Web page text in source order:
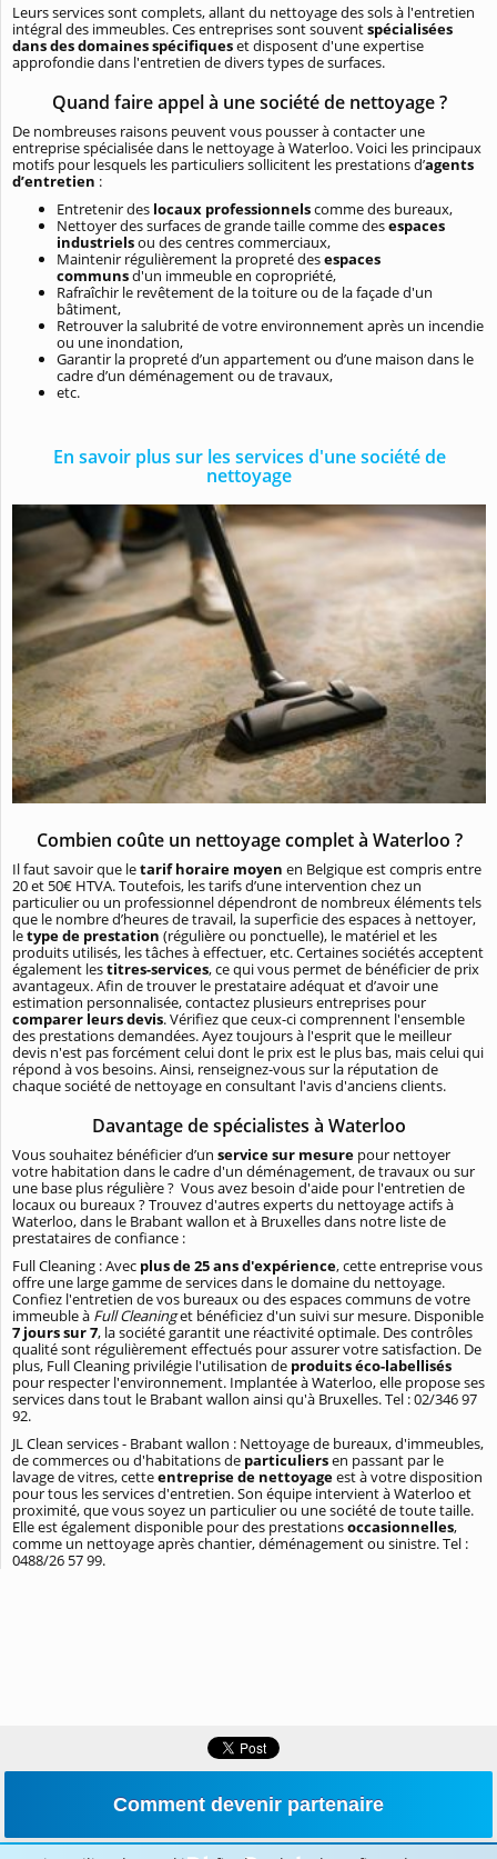
Leurs services sont complets, allant du nettoyage des sols à l'entretien
intégral des immeubles. Ces entreprises sont souventspécialisées
dans des domaines spécifiqueset disposent d'une expertise
approfondie dans l'entretien de divers types de surfaces.
Quand faire appel à une société de nettoyage ?
De nombreuses raisons peuvent vous pousser à contacter une
entreprise spécialisée dans le nettoyage à Waterloo. Voici les principaux
motifs pour lesquels les particuliers sollicitent les prestations d’agents
d’entretien :
Entretenir des locaux professionnelscomme des bureaux,
Nettoyer des surfaces de grande taille comme desespaces
industrielsou des centres commerciaux,
Maintenir régulièrement la propreté desespaces
communsd'un immeuble en copropriété,
Rafraîchir le revêtement de la toiture ou de la façade d'un
bâtiment,
Retrouver la salubrité de votre environnement après un incendie
ou une inondation,
Garantir la propreté d’un appartement ou d’une maison dans le
cadre d’un déménagement ou de travaux,
etc.
En savoir plus sur les services d'une société de
nettoyage
Combien coûte un nettoyage complet à Waterloo ?
Il faut savoir que letarif horaire moyen en Belgique est compris entre
20 et 50€ HTVA. Toutefois, les tarifs d’une intervention chez un
particulier ou un professionnel dépendront de nombreux éléments tels
que le nombre d’heures de travail, la superficie des espaces à nettoyer,
letype de prestation (régulière ou ponctuelle), le matériel et les
produits utilisés, les tâches à effectuer, etc. Certaines sociétés acceptent
également lestitres-services, ce qui vous permet de bénéficier de prix
avantageux. Afin de trouver le prestataire adéquat et d’avoir une
estimation personnalisée, contactez plusieurs entreprises pour
comparer leurs devis. Vérifiez que ceux-ci comprennent l'ensemble
des prestations demandées. Ayez toujours à l'esprit que le meilleur
devis n'est pas forcément celui dont le prix est le plus bas, mais celui qui
répond à vos besoins. Ainsi, renseignez-vous sur la réputation de
chaque société de nettoyage en consultant l'avis d'anciens clients.
Davantage de spécialistes à Waterloo
Vous souhaitez bénéficier d’un service sur mesure pour nettoyer
votre habitation dans le cadre d'un déménagement, de travaux ou sur
une base plus régulière ? Vous avez besoin d'aide pour l'entretien de
locaux ou bureaux ? Trouvez d'autres experts du nettoyage actifs à
Waterloo, dans le Brabant wallon et à Bruxelles dans notre liste de
prestataires de confiance :
Full Cleaning : Avec plus de 25 ans d'expérience, cette entreprise vous
offre une large gamme de services dans le domaine du nettoyage.
Confiez l'entretien de vos bureaux ou des espaces communs de votre
immeuble à Full Cleaninget bénéficiez d'un suivi sur mesure. Disponible
7 jours sur 7, la société garantit une réactivité optimale. Des contrôles
qualité sont régulièrement effectués pour assurer votre satisfaction. De
plus, Full Cleaning privilégie l'utilisation de produits éco-labellisés
pour respecter l'environnement. Implantée à Waterloo, elle propose ses
services dans tout le Brabant wallon ainsi qu'à Bruxelles. Tel : 02/346 97
92.
JL Clean services - Brabant wallon : Nettoyage de bureaux, d'immeubles,
de commerces ou d'habitations de particuliersen passant par le
lavage de vitres, cetteentreprise de nettoyageest à votre disposition
pour tous les services d'entretien. Son équipe intervient à Waterloo et
proximité, que vous soyez un particulier ou une société de toute taille.
Elle est également disponible pour des prestationsoccasionnelles,
comme un nettoyage après chantier, déménagement ou sinistre. Tel :
0488/26 57 99.
Comment devenir partenaire